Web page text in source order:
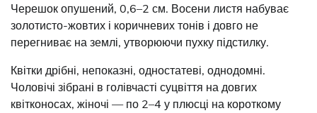
Черешок опушений, 0,6–2 см. Восени листя набуває
золотисто-жовтих і коричневих тонів і довго не
перегниває на землі, утворюючи пухку підстилку.
Квітки дрібні, непоказні, одностатеві, однодомні.
Чоловічі зібрані в голівчасті суцвіття на довгих
квітконосах, жіночі — по 2–4 у плюсці на короткому